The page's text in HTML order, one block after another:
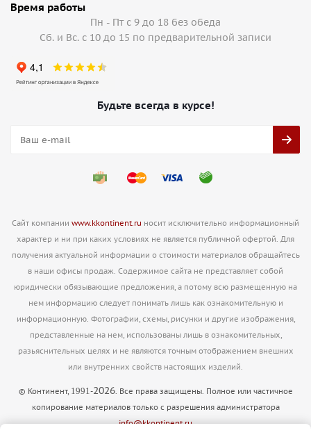
Время работы
Пн - Пт с 9 до 18 без обеда
Сб. и Вс. с 10 до 15 по предварительной записи
Будьте всегда в курсе!
Сайт компании www.kkontinent.ru носит исключительно информационный
характер и ни при каких условиях не является публичной офертой. Для
получения актуальной информации о стоимости материалов обращайтесь
в наши офисы продаж. Содержимое сайта не представляет собой
юридически обязывающие предложения, а потому всю размещенную на
нем информацию следует понимать лишь как ознакомительную и
информационную. Фотографии, схемы, рисунки и другие изображения,
представленные на нем, использованы лишь в ознакомительных,
разьяснительных целях и не являются точным отображением внешних
или внутренних свойств настоящих изделий.
© Континент, 1991-2026. Все права защищены. Полное или частичное
копирование материалов только с разрешения администратора
info@kkontinent.ru